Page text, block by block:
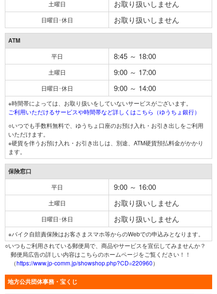
土曜日 お取り扱いしません
日曜日･休日 お取り扱いしません
ATM
平日 8:45 ～ 18:00
土曜日 9:00 ～ 17:00
日曜日･休日 9:00 ～ 14:00
※時間帯によっては、お取り扱いをしていないサービスがございます。
ご利用いただけるサービスや時間帯など詳しくはこちら（ゆうちょ銀行）
○いつでも手数料無料で、ゆうちょ口座のお預け入れ・お引き出しをご利用
いただけます。
※硬貨を伴うお預け入れ・お引き出しは、別途、ATM硬貨預払料金がかかり
ます。
保険窓口
平日 9:00 ～ 16:00
土曜日 お取り扱いしません
日曜日･休日 お取り扱いしません
※バイク自賠責保険はお客さまスマホ等からのWebでの申込みとなります。
○いつもご利用されている郵便局で、商品やサービスを宣伝してみませんか？
郵便局広告の詳しい内容はこちらのホームページをご覧ください！！
（https://www.jp-comm.jp/showshop.php?CD=220960）
地方公共団体事務・宝くじ